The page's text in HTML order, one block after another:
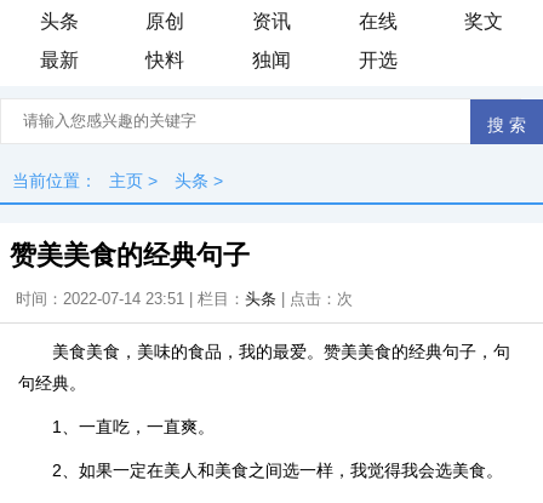
头条 原创 资讯 在线
奖文
最新
快料 独闻 开选
当前位置： 主页 > 头条 >
赞美美食的经典句子
时间：2022-07-14 23:51 | 栏目： 头条 | 点击： 次
美食美食，美味的食品，我的最爱。赞美美食的经典句子，句
句经典。
1、一直吃，一直爽。
2、如果一定在美人和美食之间选一样，我觉得我会选美食。